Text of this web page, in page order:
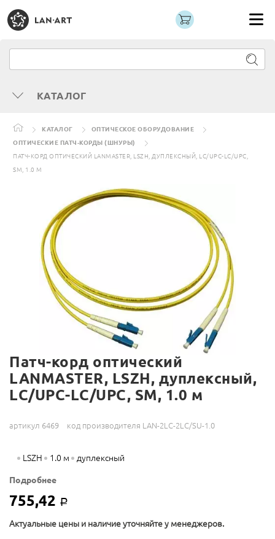
КАТАЛОГ
КАТАЛОГ
ОПТИЧЕСКОЕ ОБОРУДОВАНИЕ
ОПТИЧЕСКИЕ ПАТЧ-КОРДЫ (ШНУРЫ)
ПАТЧ-КОРД ОПТИЧЕСКИЙ LANMASTER, LSZH, ДУПЛЕКСНЫЙ, LC/UPC-LC/UPC,
SM, 1.0 М
Патч-корд оптический
LANMASTER, LSZH, дуплексный,
LC/UPC-LC/UPC, SM, 1.0 м
артикул 6469 код производителя LAN-2LC-2LC/SU-1.0
LSZH 1.0 м дуплексный
Подробнее
755,42 Р
Актуальные цены и наличие уточняйте у менеджеров.